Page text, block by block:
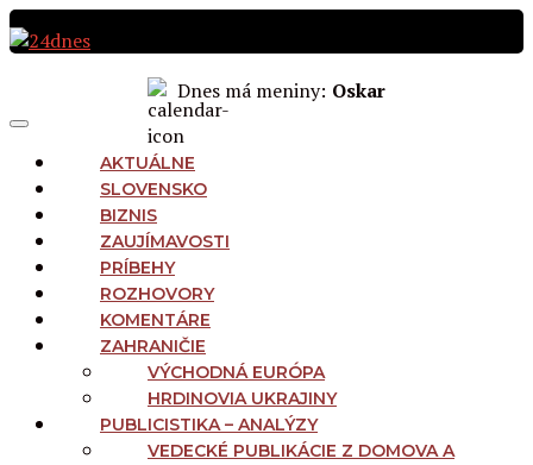
Preskočiť
na
Dnes má meniny: Oskar
Menu
AKTUÁLNE
SLOVENSKO
BIZNIS
ZAUJÍMAVOSTI
PRÍBEHY
ROZHOVORY
KOMENTÁRE
ZAHRANIČIE
VÝCHODNÁ EURÓPA
HRDINOVIA UKRAJINY
PUBLICISTIKA – ANALÝZY
VEDECKÉ PUBLIKÁCIE Z DOMOVA A